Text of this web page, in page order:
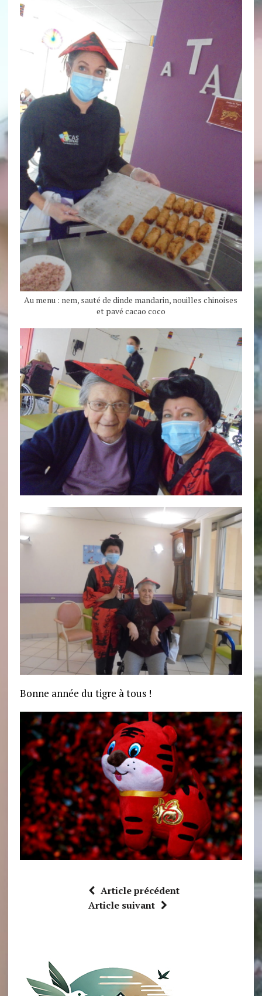
Au menu : nem, sauté de dinde mandarin, nouilles chinoises
et pavé cacao coco
Bonne année du tigre à tous !
Article précédent
Article suivant